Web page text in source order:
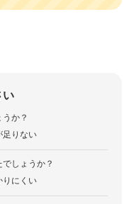
い
か？
足りない
しょうか？
りにくい